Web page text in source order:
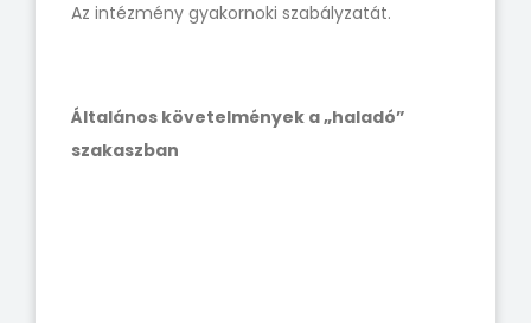
Az intézmény gyakornoki szabályzatát.
Általános követelmények a „haladó”
szakaszban